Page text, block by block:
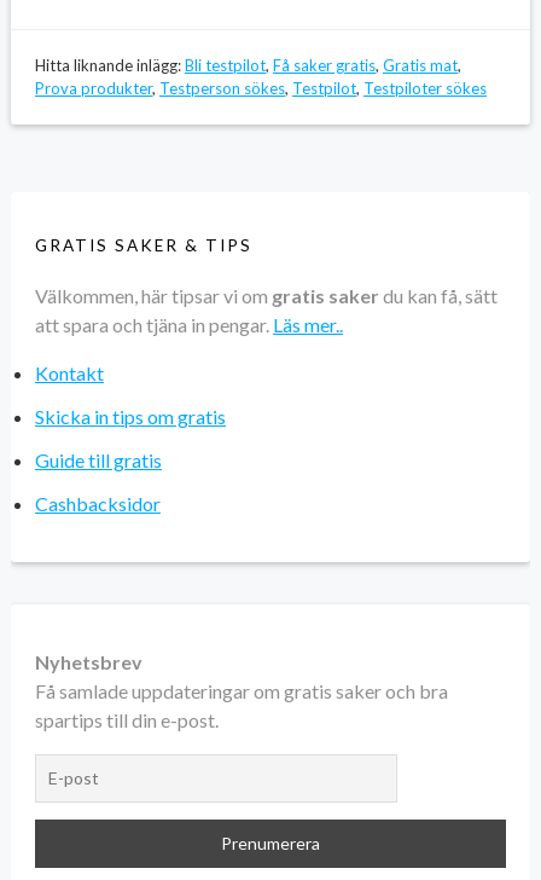
Hitta liknande inlägg:Bli testpilot, Få saker gratis, Gratis mat,
Prova produkter, Testperson sökes, Testpilot, Testpiloter sökes
GRATIS SAKER & TIPS
Välkommen, här tipsar vi om gratis saker du kan få, sätt
att spara och tjäna in pengar. Läs mer..
Kontakt
Skicka in tips om gratis
Guide till gratis
Cashbacksidor
Nyhetsbrev
Få samlade uppdateringar om gratis saker och bra
spartips till din e-post.